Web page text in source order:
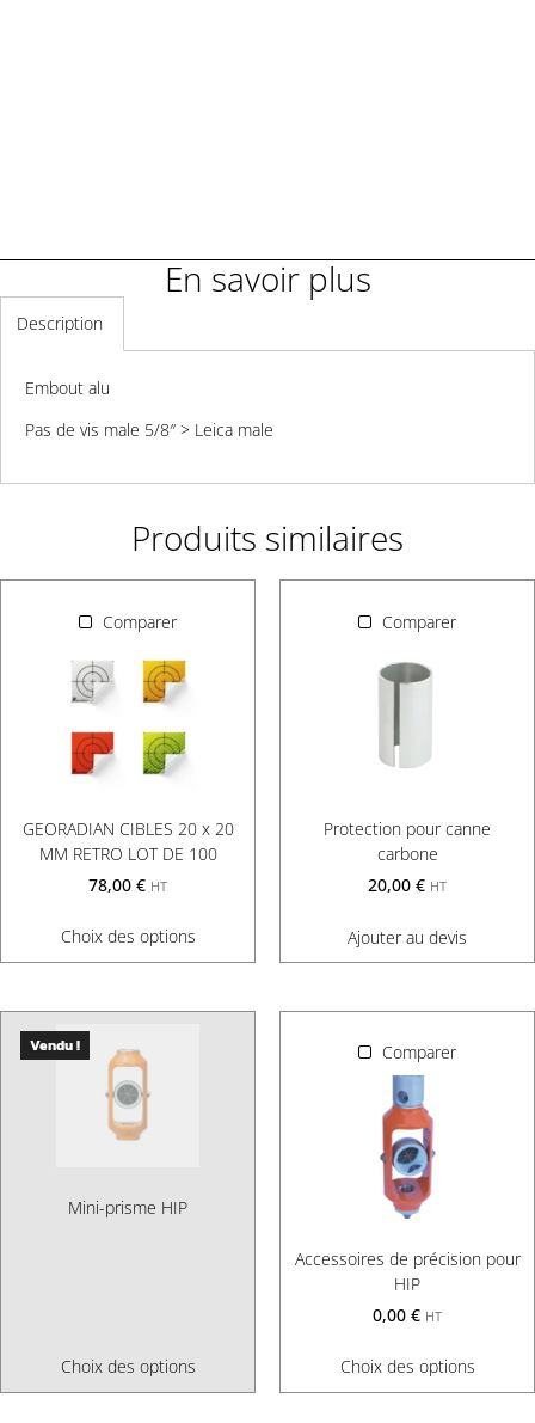
En savoir plus
Description
Embout alu
Pas de vis male 5/8″ > Leica male
Produits similaires
Comparer
GEORADIAN CIBLES 20 x 20
MM RETRO LOT DE 100
78,00 € HT
Choix des options
Comparer
Protection pour canne
carbone
20,00 € HT
Ajouter au devis
Vendu !
Mini-prisme HIP
Choix des options
Comparer
Accessoires de précision pour
HIP
0,00 € HT
Choix des options